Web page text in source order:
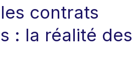
contrats
: la réalité des